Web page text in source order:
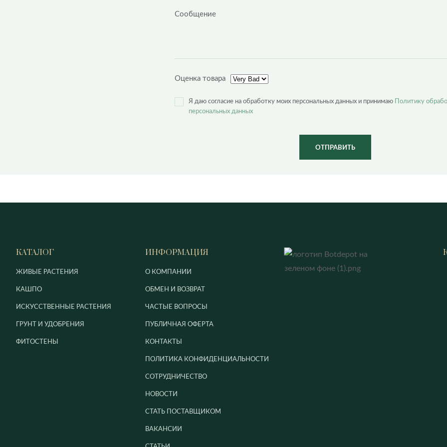
Оценка товара
Я даю согласие на обработку моих персональных данных и принимаю
Политику
персональных данных
ОТПРАВИТЬ
КАТАЛОГ
ЖИВЫЕ РАСТЕНИЯ
КАШПО
ИСКУССТВЕННЫЕ РАСТЕНИЯ
ГРУНТ И УДОБРЕНИЯ
ФИТОСТЕНЫ
ИНФОРМАЦИЯ
О КОМПАНИИ
ОБМЕН И ВОЗВРАТ
ЧАСТЫЕ ВОПРОСЫ
ПУБЛИЧНАЯ ОФЕРТА
КОНТАКТЫ
ПОЛИТИКА КОНФИДЕНЦИАЛЬНОСТИ
СОТРУДНИЧЕСТВО
НОВОСТИ
СТАТЬ ПОСТАВЩИКОМ
ВАКАНСИИ